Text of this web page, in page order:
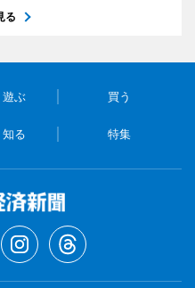
る
遊ぶ 買う
る 特集